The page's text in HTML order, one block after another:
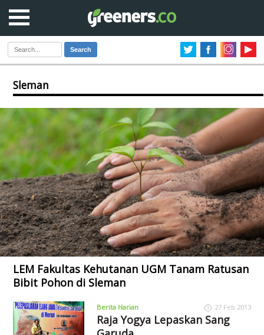
Search
Sleman
LEM Fakultas Kehutanan UGM Tanam Ratusan
Bibit Pohon di Sleman
Berita Harian 27 Feb 2013
Raja Yogya Lepaskan Sang